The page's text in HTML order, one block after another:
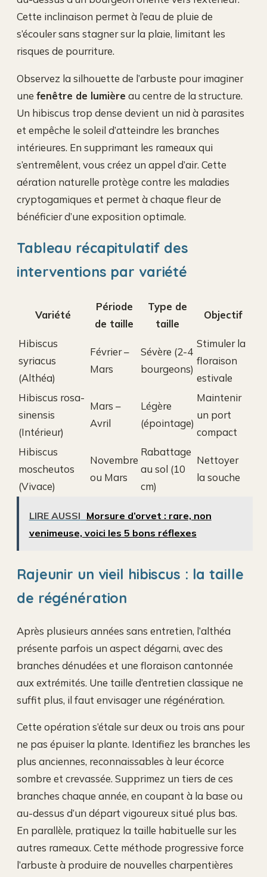
Cette inclinaison permet à l’eau de pluie de
s’écouler sans stagner sur la plaie, limitant les
risques de pourriture.
Observez la silhouette de l’arbuste pour imaginer
une fenêtre de lumière au centre de la structure.
Un hibiscus trop dense devient un nid à parasites
et empêche le soleil d’atteindre les branches
intérieures. En supprimant les rameaux qui
s’entremêlent, vous créez un appel d’air. Cette
aération naturelle protège contre les maladies
cryptogamiques et permet à chaque fleur de
bénéficier d’une exposition optimale.
Tableau récapitulatif des
interventions par variété
Variété
Période
de taille
Type de
taille
Objectif
Hibiscus
syriacus
(Althéa)
Février –
Mars
Sévère (2-4
bourgeons)
Stimuler la
floraison
estivale
Hibiscus rosa-
sinensis
(Intérieur)
Mars –
Avril
Légère
(épointage)
Maintenir
un port
compact
Hibiscus
moscheutos
(Vivace)
Novembre
ou Mars
Rabattage
au sol (10
cm)
Nettoyer
la souche
LIRE AUSSI Morsure d’orvet : rare, non
venimeuse, voici les 5 bons réflexes
Rajeunir un vieil hibiscus : la taille
de régénération
Après plusieurs années sans entretien, l’althéa
présente parfois un aspect dégarni, avec des
branches dénudées et une floraison cantonnée
aux extrémités. Une taille d’entretien classique ne
suffit plus, il faut envisager une régénération.
Cette opération s’étale sur deux ou trois ans pour
ne pas épuiser la plante. Identifiez les branches les
plus anciennes, reconnaissables à leur écorce
sombre et crevassée. Supprimez un tiers de ces
branches chaque année, en coupant à la base ou
au-dessus d’un départ vigoureux situé plus bas.
En parallèle, pratiquez la taille habituelle sur les
autres rameaux. Cette méthode progressive force
l’arbuste à produire de nouvelles charpentières